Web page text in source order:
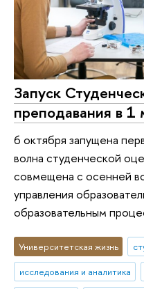
Запуск
преподавания в
6 октября запущена
волна студенческой
совмещена с осенней
управления
образовательным
Университетская жизнь
исследования и аналитика